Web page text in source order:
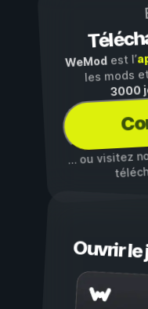
WeModest l’
les mods
3000
… ou visitez
Ouvrir